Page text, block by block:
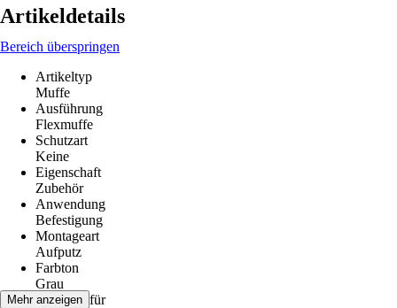
Artikeldetails
Bereich überspringen
Artikeltyp
Muffe
Ausführung
Flexmuffe
Schutzart
Keine
Eigenschaft
Zubehör
Anwendung
Befestigung
Montageart
Aufputz
Farbton
Grau
Geeignet für
Mehr anzeigen